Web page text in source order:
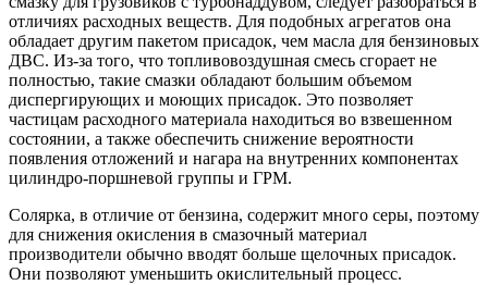
отличиях расходных веществ. Для подобных агрегатов она
обладает другим пакетом присадок, чем масла для бензиновых
ДВС. Из-за того, что топливовоздушная смесь сгорает не
полностью, такие смазки обладают большим объемом
диспергирующих и моющих присадок. Это позволяет
частицам расходного материала находиться во взвешенном
состоянии, а также обеспечить снижение вероятности
появления отложений и нагара на внутренних компонентах
цилиндро-поршневой группы и ГРМ.
Солярка, в отличие от бензина, содержит много серы, поэтому
для снижения окисления в смазочный материал
производители обычно вводят больше щелочных присадок.
Они позволяют уменьшить окислительный процесс.